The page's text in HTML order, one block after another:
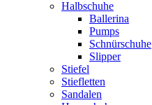
Halbschuhe
Ballerina
Pumps
Schnürschuhe
Slipper
Stiefel
Stiefletten
Sandalen